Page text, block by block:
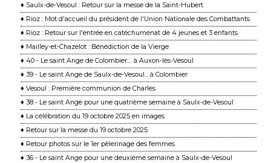
♦ Saulx-de-Vesoul : Retour sur la messe de la Saint-Hubert
♦ Rioz : Mot d'accueil du président de l'Union Nationale des Combattants
♦ Rioz : Retour sur l'entrée en catéchuménat de 4 jeunes et 3 enfants
♦ Mailley-et-Chazelot : Bénédiction de la Vierge
♦ 40 - Le saint Ange de Colombier.... à Auxon-lès-Vesoul
♦ 39 - Le saint Ange de Saulx-de-Vesoul... à Colombier
♦ Vesoul : Première communion de Charles
♦ 38 - Le saint Ange pour une quatrième semaine à Saulx-de-Vesoul
♦ La célébration du 19 octobre 2025 en images
♦ Retour sur la messe du 19 octobre 2025
♦ Retour photos sur le 1er pèlerinage des femmes
♦ 36 - Le saint Ange pour une deuxième semaine à Saulx-de-Vesoul